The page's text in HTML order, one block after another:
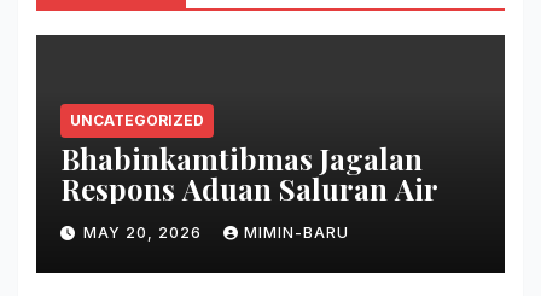
UNCATEGORIZED
Bhabinkamtibmas Jagalan
Respons Aduan Saluran Air
MAY 20, 2026 MIMIN-BARU